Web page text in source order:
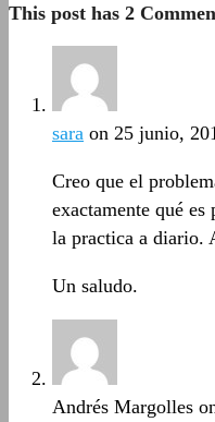
This post has 2
sara on 25 junio,
Creo que el
exactamente qué
la practica a diario.
Un saludo.
Andrés Margolles